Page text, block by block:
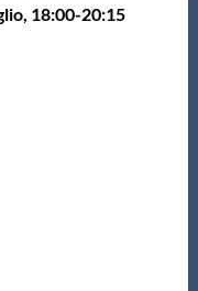
18:00-20:15